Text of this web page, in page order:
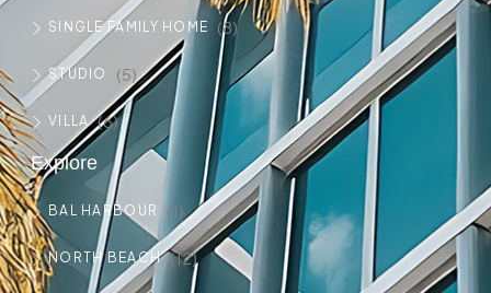
SINGLE FAMILY HOME (8)
STUDIO (5)
VILLA (6)
Explore
BAL HARBOUR (1)
NORTH BEACH (12)